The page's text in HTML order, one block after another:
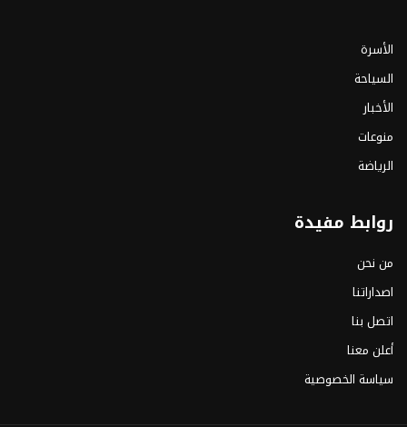
الأسرة
السياحة
الأخبار
منوعات
الرياضة
روابط مفيدة
من نحن
اصداراتنا
اتصل بنا
أعلن معنا
سياسة الخصوصية